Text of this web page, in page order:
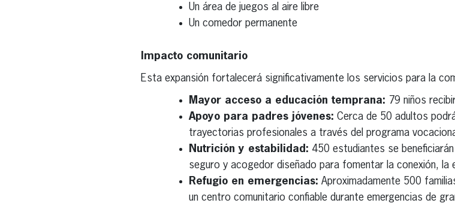
Un área de juegos al aire libre
Un comedor permanente
Impacto comunitario
Esta expansión fortalecerá significativamente los servicios para la
Mayor acceso a educación temprana: 79 niños
Apoyo para padres jóvenes: Cerca de 50 adultos
trayectorias profesionales a través del programa
Nutrición y estabilidad: 450 estudiantes se
seguro y acogedor diseñado para fomentar la conexión, la
Refugio en emergencias: Aproximadamente 500
un centro comunitario confiable durante emergencias de